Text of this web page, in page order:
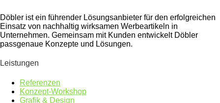
Döbler ist ein führender Lösungsanbieter für den erfolgreichen
Einsatz von nachhaltig wirksamen Werbeartikeln in
Unternehmen. Gemeinsam mit Kunden entwickelt Döbler
passgenaue Konzepte und Lösungen.
Leistungen
Referenzen
Konzept-Workshop
Grafik & Design